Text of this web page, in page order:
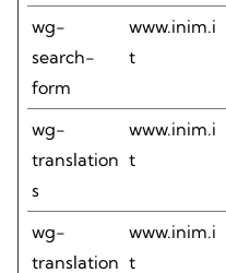
wg-
search-
form
www.inim.i
t
wg-
translation
s
www.inim.i
t
wg-
translation
www.inim.i
t